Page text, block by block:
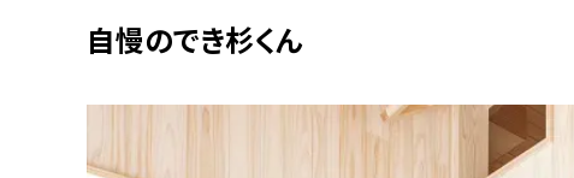
自慢のでき杉くん